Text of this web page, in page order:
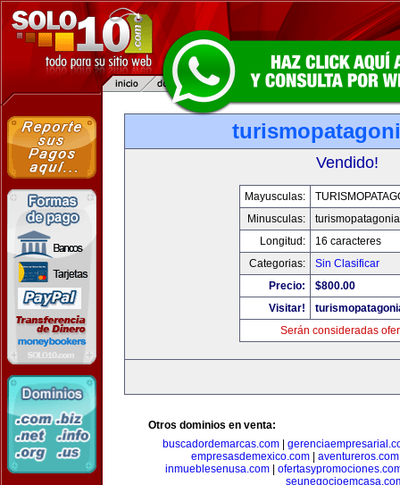
Vendido!
Mayusculas:
Minusculas:
Longitud:
16 caracteres
Categorias:
Sin Clasificar
Precio:
$800.00
Visitar!
Serán consideradas
Otros dominios en venta:
buscadordemarcas.com|
empresasdemexico.com| aventureros.com
inmueblesenusa.com|